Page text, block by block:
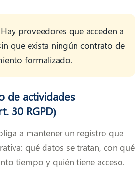
Hay proveedores que acceden a
que exista ningún contrato de
formalizado.
de actividades
30 RGPD)
a mantener un registro que
qué datos se tratan, con qué
tiempo y quién tiene acceso.